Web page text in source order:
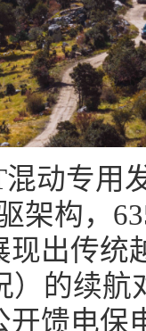
混动专用
架构，
出传统
）的续
开馈电保